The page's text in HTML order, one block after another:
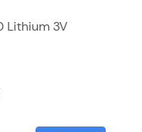
Lithium 3V